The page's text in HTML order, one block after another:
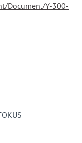
Document/Y-300-